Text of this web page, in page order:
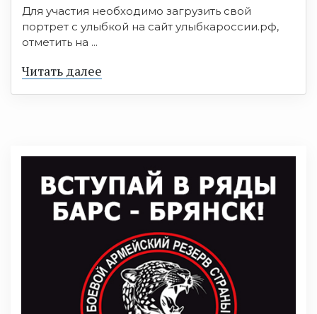
Для участия необходимо загрузить свой
портрет с улыбкой на сайт улыбкароссии.рф,
отметить на ...
Читать далее